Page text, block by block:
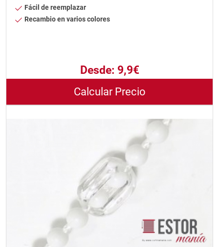
Fácil de reemplazar
Recambio en varios colores
Desde: 9,9€
Calcular Precio